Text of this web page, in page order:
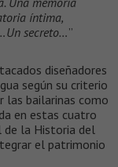
íntima,
secreto…”
diseñadores
según su criterio
las bailarinas como
en estas cuatro
de la Historia del
el patrimonio